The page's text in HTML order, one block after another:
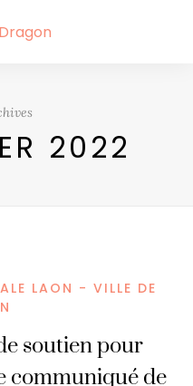
2022
LAON - VILLE DE
soutien pour
communiqué de